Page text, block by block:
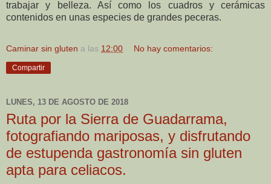
trabajar y belleza. Así como los cuadros y cerámicas
contenidos en unas especies de grandes peceras.
Caminar sin gluten a las 12:00 No hay comentarios:
Compartir
LUNES, 13 DE AGOSTO DE 2018
Ruta por la Sierra de Guadarrama,
fotografiando mariposas, y disfrutando
de estupenda gastronomía sin gluten
apta para celiacos.